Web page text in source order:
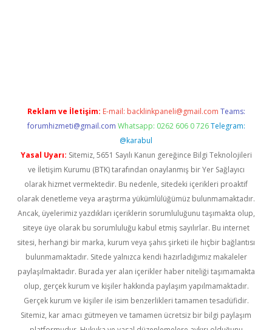
Reklam ve İletişim: E-mail: backlinkpaneli@gmail.com Teams:
forumhizmeti@gmail.com Whatsapp: 0262 606 0 726 Telegram:
@karabul
Yasal Uyarı: Sitemiz, 5651 Sayılı Kanun gereğince Bilgi Teknolojileri
ve İletişim Kurumu (BTK) tarafından onaylanmış bir Yer Sağlayıcı
olarak hizmet vermektedir. Bu nedenle, sitedeki içerikleri proaktif
olarak denetleme veya araştırma yükümlülüğümüz bulunmamaktadır.
Ancak, üyelerimiz yazdıkları içeriklerin sorumluluğunu taşımakta olup,
siteye üye olarak bu sorumluluğu kabul etmiş sayılırlar. Bu internet
sitesi, herhangi bir marka, kurum veya şahıs şirketi ile hiçbir bağlantısı
bulunmamaktadır. Sitede yalnızca kendi hazırladığımız makaleler
paylaşılmaktadır. Burada yer alan içerikler haber niteliği taşımamakta
olup, gerçek kurum ve kişiler hakkında paylaşım yapılmamaktadır.
Gerçek kurum ve kişiler ile isim benzerlikleri tamamen tesadüfidir.
Sitemiz, kar amacı gütmeyen ve tamamen ücretsiz bir bilgi paylaşım